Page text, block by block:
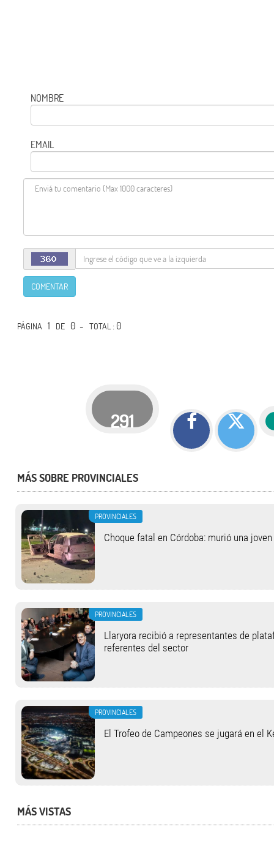
NOMBRE
EMAIL
COMENTAR
PÁGINA 1 DE 0 -TOTAL: 0
291
MÁS SOBRE PROVINCIALES
PROVINCIALES
Choque fatal en Córdoba: murió una
PROVINCIALES
Llaryora recibió a representantes de
referentes del sector
PROVINCIALES
El Trofeo de Campeones se jugará en el
MÁS VISTAS